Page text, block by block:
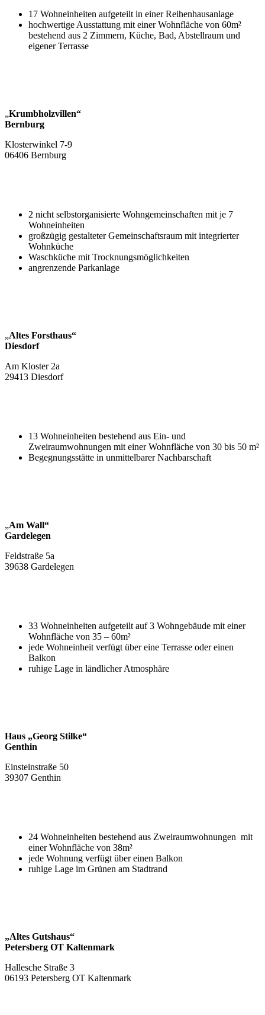
17 Wohneinheiten aufgeteilt in einer Reihenhausanlage
hochwertige Ausstattung mit einer Wohnfläche von 60m²
bestehend aus 2 Zimmern, Küche, Bad, Abstellraum und
eigener Terrasse
„Krumbholzvillen“
Bernburg
Klosterwinkel 7-9
06406 Bernburg
2 nicht selbstorganisierte Wohngemeinschaften mit je 7
Wohneinheiten
großzügig gestalteter Gemeinschaftsraum mit integrierter
Wohnküche
Waschküche mit Trocknungsmöglichkeiten
angrenzende Parkanlage
„Altes Forsthaus“
Diesdorf
Am Kloster 2a
29413 Diesdorf
13 Wohneinheiten bestehend aus Ein- und
Zweiraumwohnungen mit einer Wohnfläche von 30 bis 50 m²
Begegnungsstätte in unmittelbarer Nachbarschaft
„Am Wall“
Gardelegen
Feldstraße 5a
39638 Gardelegen
33 Wohneinheiten aufgeteilt auf 3 Wohngebäude mit einer
Wohnfläche von 35 – 60m²
jede Wohneinheit verfügt über eine Terrasse oder einen
Balkon
ruhige Lage in ländlicher Atmosphäre
Haus „Georg Stilke“
Genthin
Einsteinstraße 50
39307 Genthin
24 Wohneinheiten bestehend aus Zweiraumwohnungen mit
einer Wohnfläche von 38m²
jede Wohnung verfügt über einen Balkon
ruhige Lage im Grünen am Stadtrand
„Altes Gutshaus“
Petersberg OT Kaltenmark
Hallesche Straße 3
06193 Petersberg OT Kaltenmark